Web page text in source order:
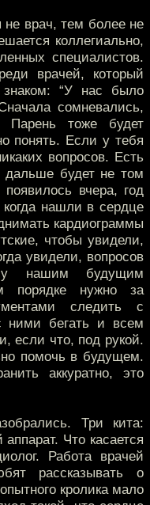
не врач, тем более не
коллегиально,
специалистов.
врачей, который
“У нас было
сомневались,
Парень тоже будет
понять. Если у тебя
вопросов. Есть
дальше будет не том
вчера, год
нашли в сердце
кардиограммы
чтобы увидели,
увидели, вопросов
нашим будущим
порядке нужно за
следить с
ними бегать и всем
если что, под рукой.
помочь в будущем.
аккуратно, это
Три кита:
Что касается
Работа врачей
рассказывать о
кролика мало